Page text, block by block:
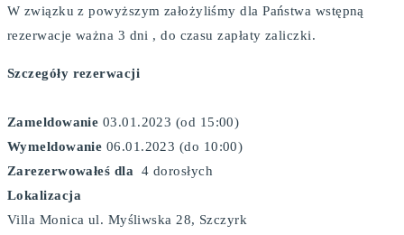
W związku z powyższym założyliśmy dla Państwa wstępną
rezerwacje ważna 3 dni , do czasu zapłaty zaliczki.
Szczegóły rezerwacji
Zameldowanie 03.01.2023 (od 15:00)
Wymeldowanie 06.01.2023 (do 10:00)
Zarezerwowałeś dla 4 dorosłych
Lokalizacja
Villa Monica ul. Myśliwska 28, Szczyrk